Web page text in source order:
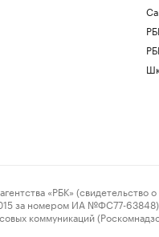
«РБК» (свидетельство о
за номером ИА №ФС77-63848)
коммуникаций